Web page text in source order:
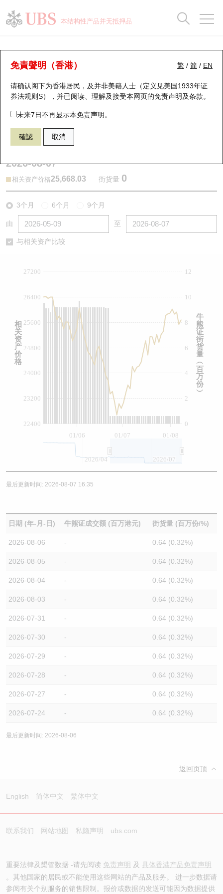
本结构性产品并无抵押品
繁 / 简 / EN
免責聲明（香港）
请确认阁下为香港居民，及并非美籍人士（定义见美国1933年证
券法规则S），并已阅读、理解及接受本网页的免责声明及条款。
未来7日不再显示本免责声明。
確認 取消
牛熊证分析仪
表现 街货统计 比较
63395 瑞银熊证 HSI 恒生指数
2026-08-07
相关资产价格25,668.03 街货量 0
3个月 6个月 9个月
由 至
与相关资产比较
01/07
01/06 01/08
0
2
4
6
8
10
12
24000
22400
23200
24800
25600
26400
27200
2026/04 2026/07
牛
熊
证
街
货
量
︵
百
万
份
︶
相
关
资
产
价
格
最后更新时间: 2026-08-07 16:35
日期 (年-月-日) 牛熊证成交额 (百万港元) 街货量 (百万份/%)
2026-08-06 - 0.64 (0.32%)
2026-08-05 - 0.64 (0.32%)
2026-08-04 - 0.64 (0.32%)
2026-08-03 - 0.64 (0.32%)
2026-07-31 - 0.64 (0.32%)
2026-07-30 - 0.64 (0.32%)
2026-07-29 - 0.64 (0.32%)
2026-07-28 - 0.64 (0.32%)
2026-07-27 - 0.64 (0.32%)
2026-07-24 - 0.64 (0.32%)
最后更新时间: 2026-08-06
返回页顶
English 简体中文 繁体中文
联系我们 网站地图 私隐声明 ubs.com
重要法律及槼管数据 -请先阅读 免责声明 及 具体香港产品免责声明
。其他国家的居民或不能使用这些网站的产品及服务。 进一步数据请
参阅有关个别服务的销售限制。报价或数据的发送可能因为数据提供
瑞银认股证一览
新发行瑞银认股证
即将到期认股证
认股证到期结算价查找
认股证分析仪
认股证/牛熊证日志
街货统计
比较
牛熊全景快搜
牛熊证搜寻
牛熊证街货分布图
正股牛熊证列表
新发行瑞银牛熊证
牛熊证到期结算价查找
牛熊证文件及公告
牛熊证文件及公告 (瑞信)
街货统计
比较
十大升幅/跌幅
十大认股证成交分布
十天股证占大市成交
资金流
街货统计
正股分析仪
二十大活跃股份
恒指成份股
国指成份股
科指成份股
中资ETFs溢价比较
收市竞价变化
持股比重
显示所有持股比重
每月轮证大市专题
轮证专栏
讲座及教育短片
认股证投资者教育
牛熊证投资者教育